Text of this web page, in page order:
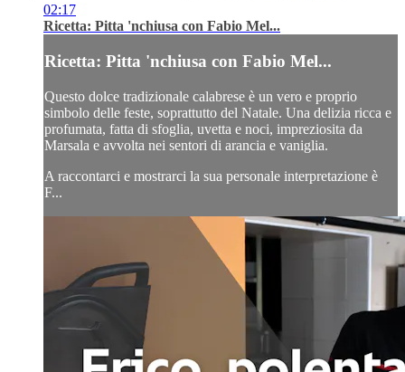
02:17
Ricetta: Pitta 'nchiusa con Fabio Mel...
Ricetta: Pitta 'nchiusa con Fabio Mel...
Questo dolce tradizionale calabrese è un vero e proprio
simbolo delle feste, soprattutto del Natale. Una delizia ricca e
profumata, fatta di sfoglia, uvetta e noci, impreziosita da
Marsala e avvolta nei sentori di arancia e vaniglia.
A raccontarci e mostrarci la sua personale interpretazione è
F...